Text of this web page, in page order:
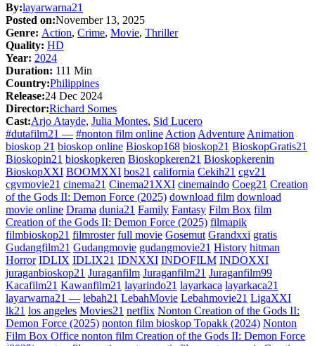
By:layarwarna21
Posted on:November 13, 2025
Genre: Action, Crime, Movie, Thriller
Quality: HD
Year: 2024
Duration: 111 Min
Country:Philippines
Release:24 Dec 2024
Director:Richard Somes
Cast:Arjo Atayde, Julia Montes, Sid Lucero
#dutafilm21 — #nonton film online Action Adventure Animation
bioskop 21 bioskop online Bioskop168 bioskop21 BioskopGratis21
Bioskopin21 bioskopkeren Bioskopkeren21 Bioskopkerenin
BioskopXXI BOOMXXI bos21 california Cekih21 cgv21
cgvmovie21 cinema21 Cinema21XXI cinemaindo Coeg21 Creation
of the Gods II: Demon Force (2025) download film download
movie online Drama dunia21 Family Fantasy Film Box film
Creation of the Gods II: Demon Force (2025) filmapik
filmbioskop21 filmroster full movie Gosemut Grandxxi gratis
Gudangfilm21 Gudangmovie gudangmovie21 History hitman
Horror IDLIX IDLIX21 IDNXXI INDOFILM INDOXXI
juraganbioskop21 Juraganfilm Juraganfilm21 Juraganfilm99
Kacafilm21 Kawanfilm21 layarindo21 layarkaca layarkaca21
layarwarna21 — lebah21 LebahMovie Lebahmovie21 LigaXXI
lk21 los angeles Movies21 netflix Nonton Creation of the Gods II:
Demon Force (2025) nonton film bioskop Topakk (2024) Nonton
Film Box Office nonton film Creation of the Gods II: Demon Force